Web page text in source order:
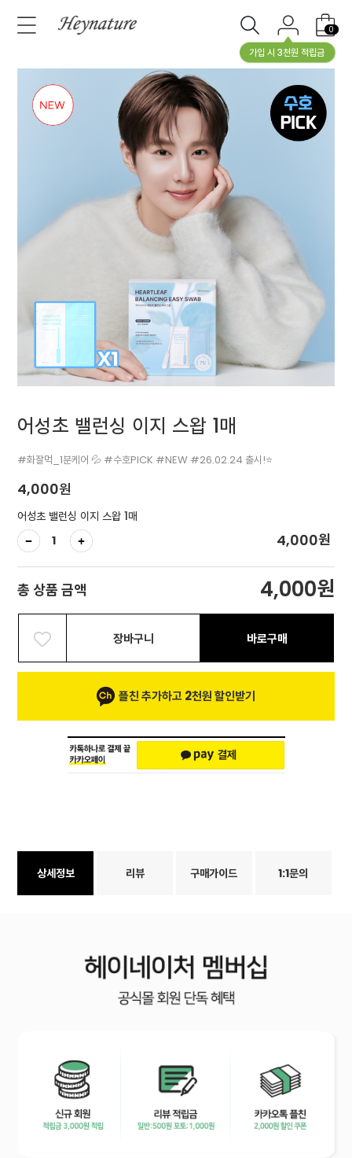
가입 시 3천원 적립금
0
어성초 밸런싱 이지 스왑 1매
#화잘먹_1분케어 💦 #수호PICK #NEW #26.02.24 출시!⭐
4,000원
어성초 밸런싱 이지 스왑 1매
4,000원
총 상품 금액 4,000원
장바구니 바로구매
플친 추가하고 2천원 할인받기
상세정보 리뷰 구매가이드 1:1문의